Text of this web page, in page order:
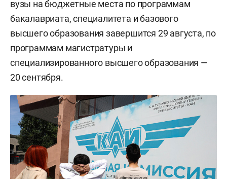
вузы на бюджетные места по программам
бакалавриата, специалитета и базового
высшего образования завершится 29 августа, по
программам магистратуры и
специализированного высшего образования —
20 сентября.